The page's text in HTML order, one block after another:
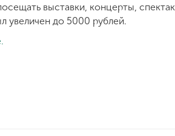
выставки, концерты,
увеличен до 5000 рублей.